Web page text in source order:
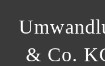
& Co.